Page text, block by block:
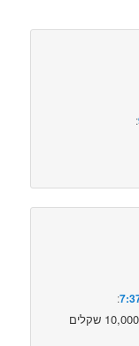
:‏
:‏
חברת פיינל אלגו טרייד בע"מ חוייבה לשלם 10,000 שקלים